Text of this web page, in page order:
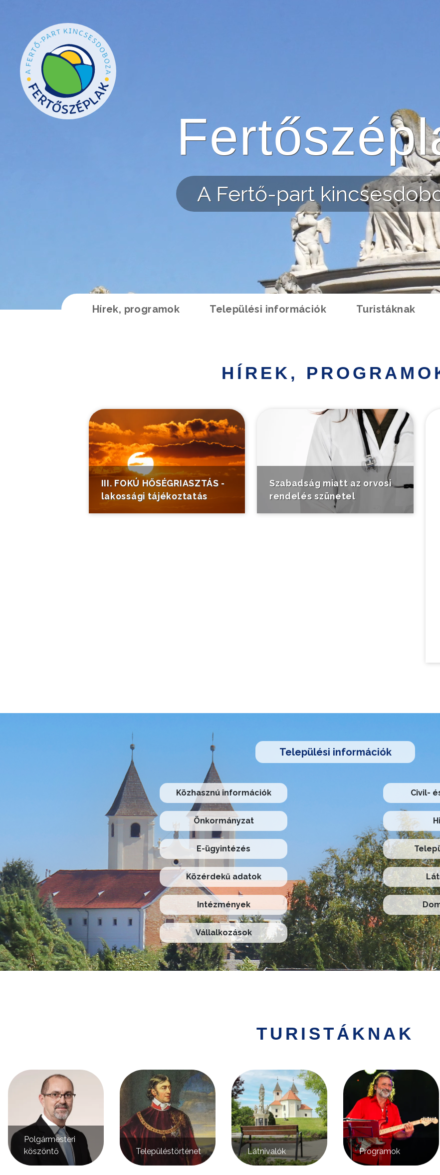
A Fertő-part
Hírek, programok Települési információk Turistáknak
HÍREK,
III. FOKÚ HŐSÉGRIASZTÁS -
lakossági tájékoztatás
Szabadság miatt az orvosi
rendelés szünetel
Települési információk
Közhasznú információk
Önkormányzat
E-ügyintézés
Közérdekű adatok
Intézmények
Vállalkozások
Civil-
TURISTÁKNAK
Polgármesteri
köszöntő
Kép
Településtörténet
Kép
Látnivalók
Kép
Programok
Kép